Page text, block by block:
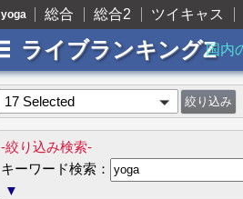
yoga 総合 総合2 ツイキャス
ライブランキングZ国内
17 Selected
-絞り込み検索-
キーワード検索：
▼